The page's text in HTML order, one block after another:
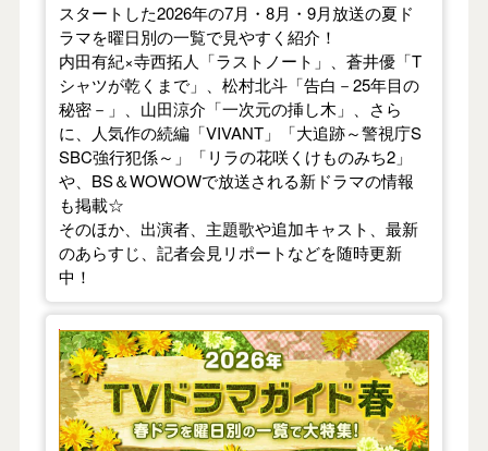
スタートした2026年の7月・8月・9月放送の夏ド
ラマを曜日別の一覧で見やすく紹介！
内田有紀×寺西拓人「ラストノート」、蒼井優「T
シャツが乾くまで」、松村北斗「告白－25年目の
秘密－」、山田涼介「一次元の挿し木」、さら
に、人気作の続編「VIVANT」「大追跡～警視庁S
SBC強行犯係～」「リラの花咲くけものみち2」
や、BS＆WOWOWで放送される新ドラマの情報
も掲載☆
そのほか、出演者、主題歌や追加キャスト、最新
のあらすじ、記者会見リポートなどを随時更新
中！
【2026年春】TVドラマガイド